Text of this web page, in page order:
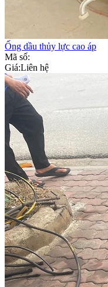
Ống dầu thủy lực cao áp
Mã số:
Giá:Liên hệ